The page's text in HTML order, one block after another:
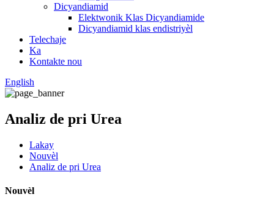
Dicyandiamid
Elektwonik Klas Dicyandiamide
Dicyandiamid klas endistriyèl
Telechaje
Ka
Kontakte nou
English
Analiz de pri Urea
Lakay
Nouvèl
Analiz de pri Urea
Nouvèl